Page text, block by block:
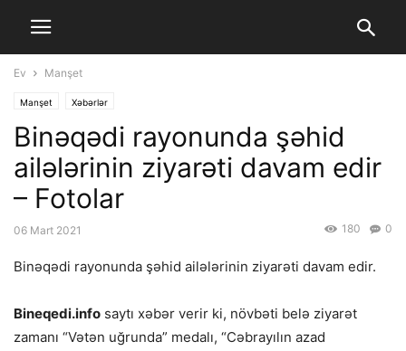
Ev Manşet
Manşet Xəbərlər
Binəqədi rayonunda şəhid
ailələrinin ziyarəti davam edir
– Fotolar
06 Mart 2021 0
180
Binəqədi rayonunda şəhid ailələrinin ziyarəti davam edir.
Bineqedi.info saytı xəbər verir ki, növbəti belə ziyarət
zamanı “Vətən uğrunda” medalı, “Cəbrayılın azad